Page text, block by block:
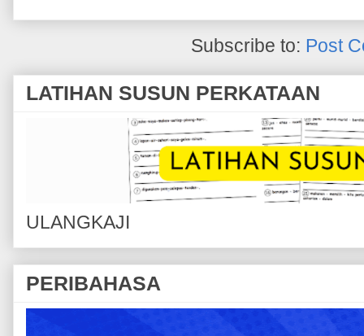
Subscribe to: Post
LATIHAN SUSUN PERKATAAN
ULANGKAJI
PERIBAHASA